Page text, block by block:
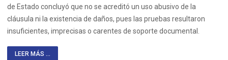
de Estado concluyó que no se acreditó un uso abusivo de la
cláusula ni la existencia de daños, pues las pruebas resultaron
insuficientes, imprecisas o carentes de soporte documental.
LEER MÁS ...